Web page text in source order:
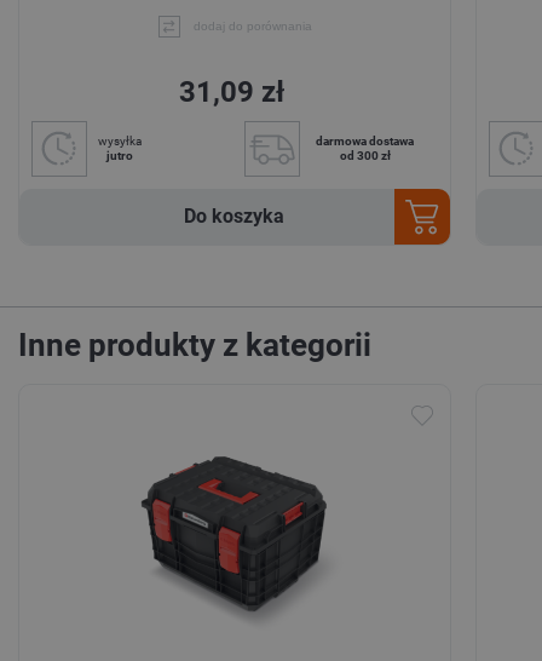
dodaj do porównania
31,09 zł
wysyłka
jutro
darmowa dostawa
od 300 zł
Do koszyka
Inne produkty z kategorii